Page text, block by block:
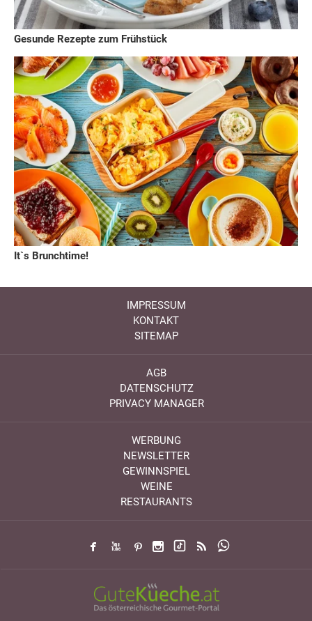
Gesunde Rezepte zum Frühstück
It`s Brunchtime!
IMPRESSUM
KONTAKT
SITEMAP
AGB
DATENSCHUTZ
PRIVACY MANAGER
WERBUNG
NEWSLETTER
GEWINNSPIEL
WEINE
RESTAURANTS